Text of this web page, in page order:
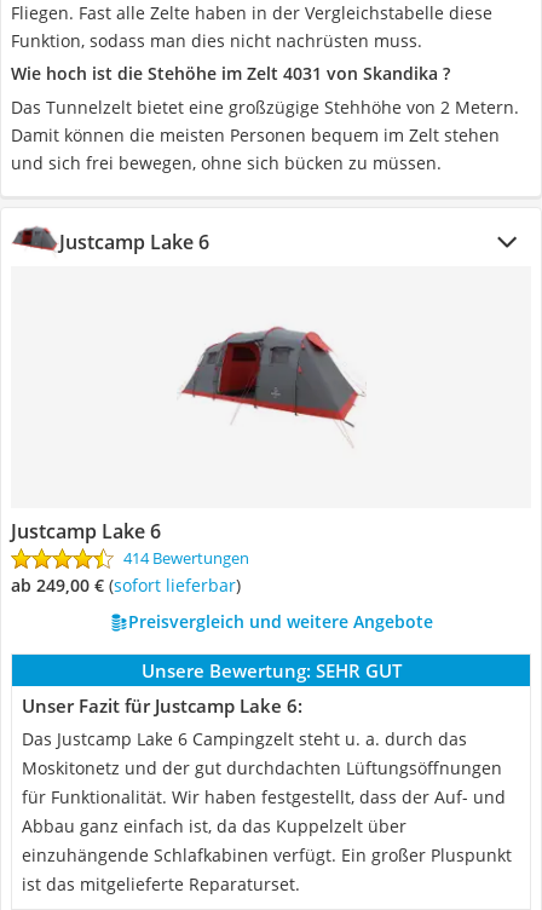
Fliegen. Fast alle Zelte haben in der Vergleichstabelle diese
Funktion, sodass man dies nicht nachrüsten muss.
Wie hoch ist die Stehöhe im Zelt 4031 von Skandika ?
Das Tunnelzelt bietet eine großzügige Stehhöhe von 2 Metern.
Damit können die meisten Personen bequem im Zelt stehen
und sich frei bewegen, ohne sich bücken zu müssen.
Justcamp Lake 6
Justcamp Lake 6
414 Bewertungen
ab 249,00 € ( Sofort lieferbar)
Preisvergleich und weitere Angebote
Unsere Bewertung: SEHR GUT
Unser Fazit für Justcamp Lake 6:
Das Justcamp Lake 6 Campingzelt steht u. a. durch das
Moskitonetz und der gut durchdachten Lüftungsöffnungen
für Funktionalität. Wir haben festgestellt, dass der Auf- und
Abbau ganz einfach ist, da das Kuppelzelt über
einzuhängende Schlafkabinen verfügt. Ein großer Pluspunkt
ist das mitgelieferte Reparaturset.